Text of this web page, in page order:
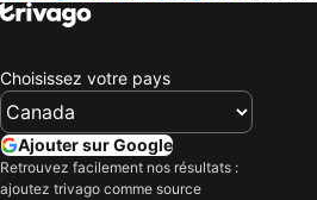
Choisissez votre pays
Ajouter sur Google
Retrouvez facilement nos résultats :
ajoutez trivago comme source